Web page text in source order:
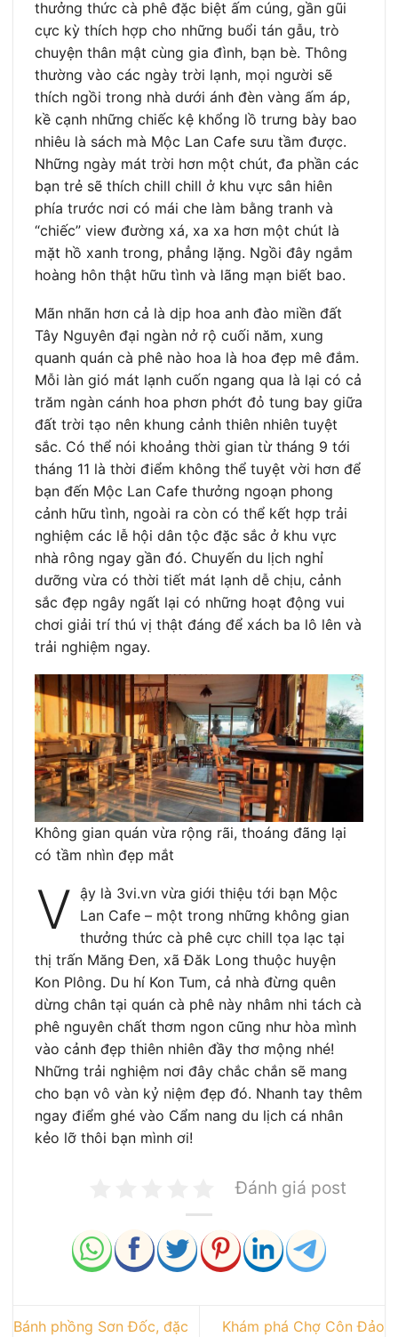
thưởng thức cà phê đặc biệt ấm cúng, gần gũi
cực kỳ thích hợp cho những buổi tán gẫu, trò
chuyện thân mật cùng gia đình, bạn bè. Thông
thường vào các ngày trời lạnh, mọi người sẽ
thích ngồi trong nhà dưới ánh đèn vàng ấm áp,
kề cạnh những chiếc kệ khổng lồ trưng bày bao
nhiêu là sách mà Mộc Lan Cafe sưu tầm được.
Những ngày mát trời hơn một chút, đa phần các
bạn trẻ sẽ thích chill chill ở khu vực sân hiên
phía trước nơi có mái che làm bằng tranh và
“chiếc” view đường xá, xa xa hơn một chút là
mặt hồ xanh trong, phẳng lặng. Ngồi đây ngắm
hoàng hôn thật hữu tình và lãng mạn biết bao.
Mãn nhãn hơn cả là dịp hoa anh đào miền đất
Tây Nguyên đại ngàn nở rộ cuối năm, xung
quanh quán cà phê nào hoa là hoa đẹp mê đắm.
Mỗi làn gió mát lạnh cuốn ngang qua là lại có cả
trăm ngàn cánh hoa phơn phớt đỏ tung bay giữa
đất trời tạo nên khung cảnh thiên nhiên tuyệt
sắc. Có thể nói khoảng thời gian từ tháng 9 tới
tháng 11 là thời điểm không thể tuyệt vời hơn để
bạn đến Mộc Lan Cafe thưởng ngoạn phong
cảnh hữu tình, ngoài ra còn có thể kết hợp trải
nghiệm các lễ hội dân tộc đặc sắc ở khu vực
nhà rông ngay gần đó. Chuyến du lịch nghỉ
dưỡng vừa có thời tiết mát lạnh dễ chịu, cảnh
sắc đẹp ngây ngất lại có những hoạt động vui
chơi giải trí thú vị thật đáng để xách ba lô lên và
trải nghiệm ngay.
Không gian quán vừa rộng rãi, thoáng đãng lại
có tầm nhìn đẹp mắt
V ậy là 3vi.vn vừa giới thiệu tới bạn Mộc
Lan Cafe – một trong những không gian
thưởng thức cà phê cực chill tọa lạc tại
thị trấn Măng Đen, xã Đăk Long thuộc huyện
Kon Plông. Du hí Kon Tum, cả nhà đừng quên
dừng chân tại quán cà phê này nhâm nhi tách cà
phê nguyên chất thơm ngon cũng như hòa mình
vào cảnh đẹp thiên nhiên đầy thơ mộng nhé!
Những trải nghiệm nơi đây chắc chắn sẽ mang
cho bạn vô vàn kỷ niệm đẹp đó. Nhanh tay thêm
ngay điểm ghé vào Cẩm nang du lịch cá nhân
kẻo lỡ thôi bạn mình ơi!
Đánh giá post
Bánh phồng Sơn Đốc, đặc
Khám phá Chợ Côn Đảo